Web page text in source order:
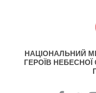
НАЦІОНАЛЬНИЙ
ГЕРОЇВ НЕБЕСНОЇ